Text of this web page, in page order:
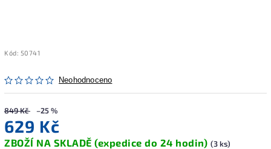
Kód: 50741
Neohodnoceno
849 Kč –25 %
629 Kč
ZBOŽÍ NA SKLADĚ (expedice do 24 hodin) (3 ks)